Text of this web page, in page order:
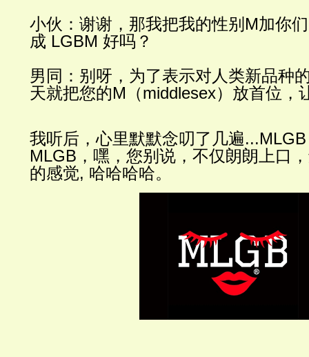
小伙：谢谢，那我把我的性别 M加你
成 LGBM 好吗？
男同 ：别呀，为了表示对人类新品种
天就把您的M （middlesex）放首位，
我听后，心里默默念叨了几遍...MLGB
MLGB ，嘿，您别说，不仅朗朗上口
的感觉, 哈哈哈哈。